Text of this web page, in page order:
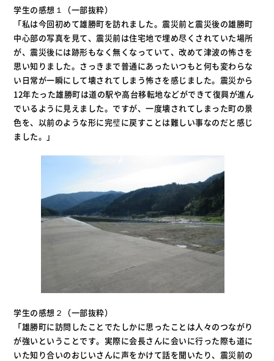
学生の感想１（一部抜粋）
「私は今回初めて雄勝町を訪れました。震災前と震災後の雄勝町
中心部の写真を見て、震災前は住宅地で埋め尽くされていた場所
が、震災後には跡形もなく無くなっていて、改めて津波の怖さを
思い知りました。さっきまで普通にあったいつもと何も変わらな
い日常が一瞬にして壊されてしまう怖さを感じました。震災から
12年たった雄勝町は道の駅や高台移転地などができて復興が進ん
でいるように見えました。ですが、一度壊されてしまった町の景
色を、以前のような形に完璧に戻すことは難しい事なのだと感じ
ました。」
学生の感想２（一部抜粋）
「雄勝町に訪問したことでたしかに思ったことは人々のつながり
が強いということです。実際に会長さんに会いに行った際も道に
いた知り合いのおじいさんに声をかけて話を聞いたり、震災前の